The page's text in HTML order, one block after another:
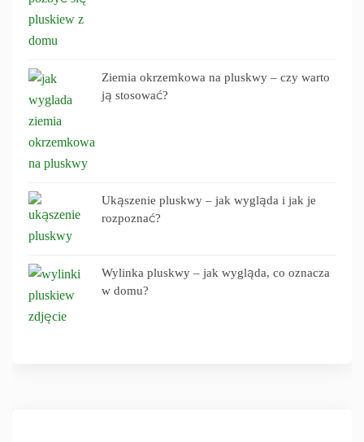
Ziemia okrzemkowa na pluskwy – czy warto
ją stosować?
Ukąszenie pluskwy – jak wygląda i jak je
rozpoznać?
Wylinka pluskwy – jak wygląda, co oznacza
w domu?